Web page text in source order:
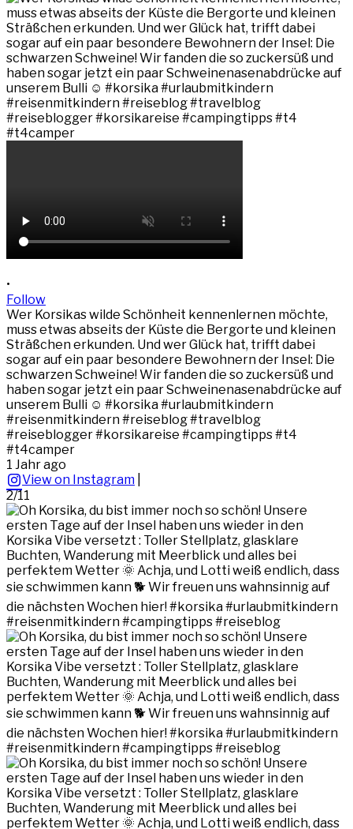
•
Follow
Wer Korsikas wilde Schönheit kennenlernen möchte,
muss etwas abseits der Küste die Bergorte und kleinen
Sträßchen erkunden. Und wer Glück hat, trifft dabei
sogar auf ein paar besondere Bewohnern der Insel: Die
schwarzen Schweine! Wir fanden die so zuckersüß und
haben sogar jetzt ein paar Schweinenasenabdrücke auf
unserem Bulli ☺️ #korsika #urlaubmitkindern
#reisenmitkindern #reiseblog #travelblog
#reiseblogger #korsikareise #campingtipps #t4
#t4camper
1 Jahr ago
View on Instagram
2/11